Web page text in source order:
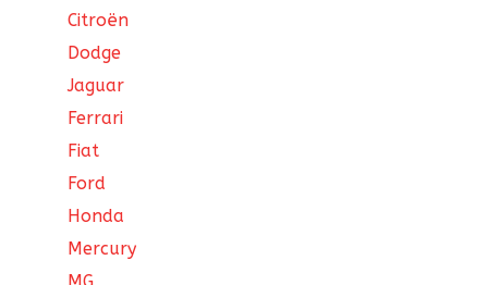
Citroën
Dodge
Jaguar
Ferrari
Fiat
Ford
Honda
Mercury